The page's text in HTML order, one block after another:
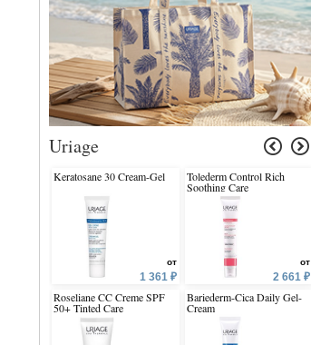
Uriage
Keratosane 30 Cream-Gel
от
1 361 ₽
Roseliane CC Creme SPF
50+ Tinted Care
Tolederm Control Rich
Soothing Care
от
2 661 ₽
Bariederm-Cica Daily Gel-
Cream